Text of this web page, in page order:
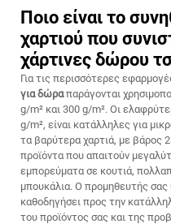
Ποιο είναι το
χαρτιού που
χάρτινες δώρου
Για τις περισσότερες
για δώραπαράγονται
g/m² και 300 g/m². Οι
g/m², είναι κατάλληλες για
τα βαρύτερα χαρτιά, με βάρος
προϊόντα που απαιτούν
εμπορεύματα σε κουτιά,
μπουκάλια. Ο προμηθευτής σας
καθοδηγήσει προς την
του προϊόντος σας και της